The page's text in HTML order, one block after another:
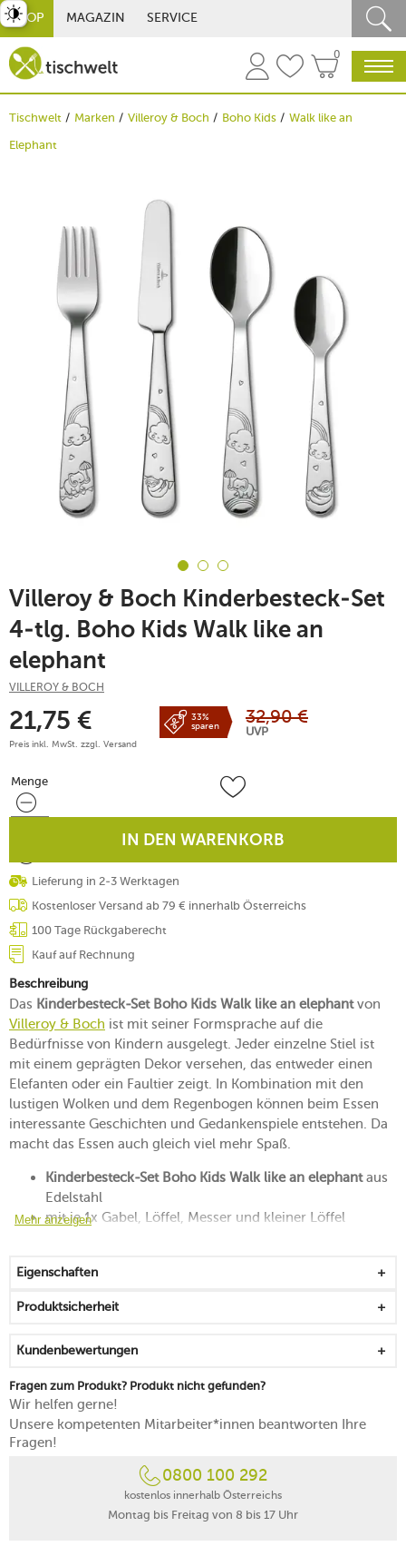
SHOP MAGAZIN SERVICE
0
Tischwelt Marken Villeroy & Boch Boho Kids
Walk like an
Elephant
Villeroy & Boch Kinderbesteck-Set
4-tlg. Boho Kids Walk like an
elephant
VILLEROY & BOCH
21,75 €
Preis inkl. MwSt. zzgl. Versand
33%
sparen
32,90 €
UVP
Menge
Menge
IN DEN WARENKORB
Lieferung in 2-3 Werktagen
Kostenloser Versand ab 79 € innerhalb Österreichs
100 Tage Rückgaberecht
Kauf auf Rechnung
Beschreibung
Das Kinderbesteck-Set Boho Kids Walk like an elephantvon
Villeroy & Boch ist mit seiner Formsprache auf die
Bedürfnisse von Kindern ausgelegt. Jeder einzelne Stiel ist
mit einem geprägten Dekor versehen, das entweder einen
Elefanten oder ein Faultier zeigt. In Kombination mit den
lustigen Wolken und dem Regenbogen können beim Essen
interessante Geschichten und Gedankenspiele entstehen. Da
macht das Essen auch gleich viel mehr Spaß.
Kinderbesteck-Set Boho Kids Walk like an elephantaus
Edelstahl
mit je 1x Gabel, Löffel, Messer und kleiner Löffel
Besteckteile
abgerundete Formsprache zur Sicherheit der Kinder
robust, hygienisch und kinderfreundlich
spülmaschinengeeignet
Mehr anzeigen
Eigenschaften
Produktsicherheit
Kundenbewertungen
Fragen zum Produkt? Produkt nicht gefunden?
Wir helfen gerne!
Unsere kompetenten Mitarbeiter*innen beantworten Ihre
Fragen!
0800 100 292
kostenlos innerhalb Österreichs
Montag bis Freitag von 8 bis 17 Uhr
umschalten